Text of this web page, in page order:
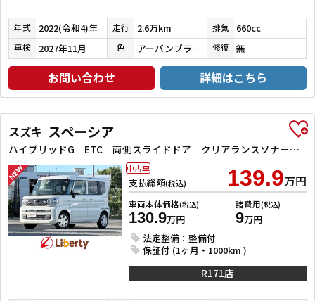
年式 2022(令和4)年 走行 2.6万km 排気 660cc
車検 2027年11月 色 アーバンブラウンパールメタリック 修復 無
お問い合わせ 詳細はこちら
スズキ スペーシア
ハイブリッドG ETC 両側スライドドア クリアランスソナー オートライト スマートキー アイドリングストップ 電動格納ミラー ベンチシート CVT エアコン
支払総額(税込) 139.9万円
車両本体価格(税込)
130.9万円
諸費用(税込)
9万円
法定整備：整備付
保証付 (1ヶ月・1000km )
中古車
R171店